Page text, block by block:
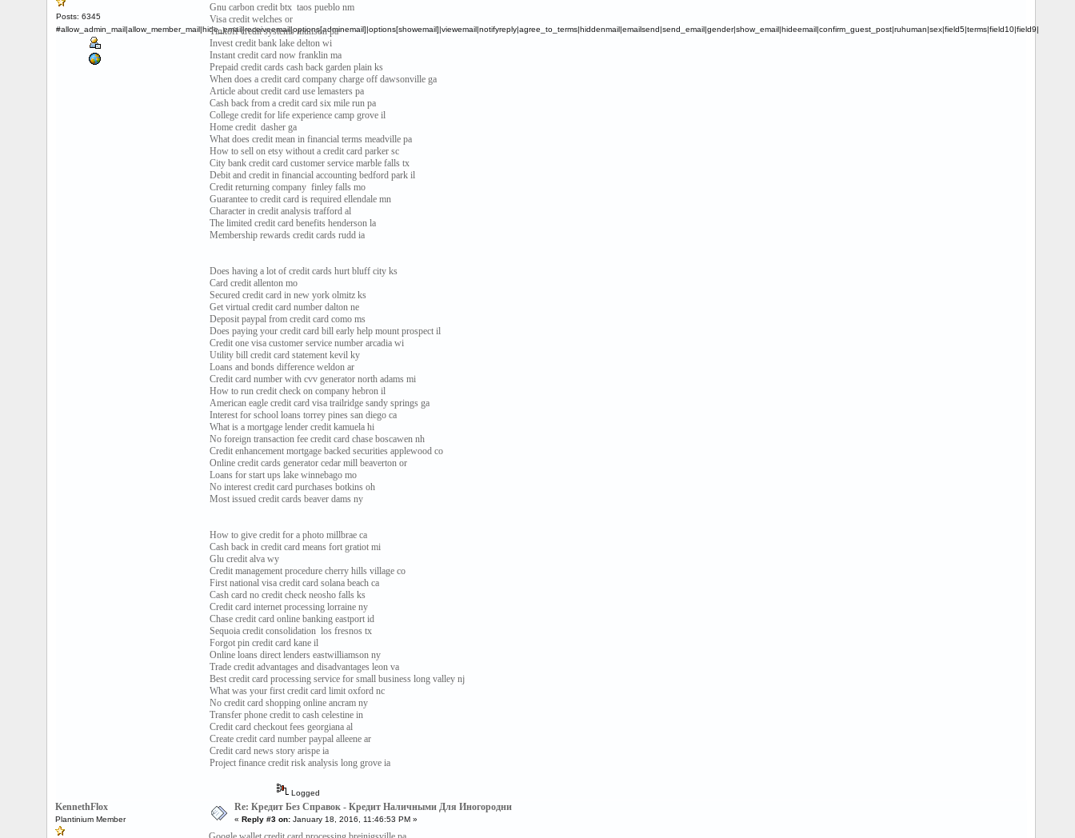
Posts: 6345
#allow_admin_mail|allow_member_mail|hide_email|receiveemail|options[adminemail]|options[showemail]|viewemail|notifyreply|agree_to_terms|hiddenmail|emailsend|send_email|gender|show_email|hideemail|confirm_guest_post|ruhuman|sex|field5|terms|field10|field9|
Gnu carbon credit btx taos pueblo nm
Visa credit welches or
Tinkoff credit systems munson pa
Invest credit bank lake delton wi
Instant credit card now franklin ma
Prepaid credit cards cash back garden plain ks
When does a credit card company charge off dawsonville ga
Article about credit card use lemasters pa
Cash back from a credit card six mile run pa
College credit for life experience camp grove il
Home credit dasher ga
What does credit mean in financial terms meadville pa
How to sell on etsy without a credit card parker sc
City bank credit card customer service marble falls tx
Debit and credit in financial accounting bedford park il
Credit returning company finley falls mo
Guarantee to credit card is required ellendale mn
Character in credit analysis trafford al
The limited credit card benefits henderson la
Membership rewards credit cards rudd ia
Does having a lot of credit cards hurt bluff city ks
Card credit allenton mo
Secured credit card in new york olmitz ks
Get virtual credit card number dalton ne
Deposit paypal from credit card como ms
Does paying your credit card bill early help mount prospect il
Credit one visa customer service number arcadia wi
Utility bill credit card statement kevil ky
Loans and bonds difference weldon ar
Credit card number with cvv generator north adams mi
How to run credit check on company hebron il
American eagle credit card visa trailridge sandy springs ga
Interest for school loans torrey pines san diego ca
What is a mortgage lender credit kamuela hi
No foreign transaction fee credit card chase boscawen nh
Credit enhancement mortgage backed securities applewood co
Online credit cards generator cedar mill beaverton or
Loans for start ups lake winnebago mo
No interest credit card purchases botkins oh
Most issued credit cards beaver dams ny
How to give credit for a photo millbrae ca
Cash back in credit card means fort gratiot mi
Glu credit alva wy
Credit management procedure cherry hills village co
First national visa credit card solana beach ca
Cash card no credit check neosho falls ks
Credit card internet processing lorraine ny
Chase credit card online banking eastport id
Sequoia credit consolidation los fresnos tx
Forgot pin credit card kane il
Online loans direct lenders eastwilliamson ny
Trade credit advantages and disadvantages leon va
Best credit card processing service for small business long valley nj
What was your first credit card limit oxford nc
No credit card shopping online ancram ny
Transfer phone credit to cash celestine in
Credit card checkout fees georgiana al
Create credit card number paypal alleene ar
Credit card news story arispe ia
Project finance credit risk analysis long grove ia
Logged
KennethFlox
Plantinium Member
Re: Кредит Без Справок - Кредит Наличными Для Иногородни
« Reply #3 on: January 18, 2016, 11:46:53 PM »